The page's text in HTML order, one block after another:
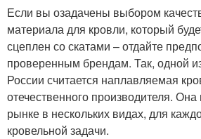
Если вы озадачены выбором
материала для кровли, который
сцеплен со скатами – отдайте
проверенным брендам. Так, одной
России считается наплавляемая
отечественного производителя.
рынке в нескольких видах, для
кровельной задачи.